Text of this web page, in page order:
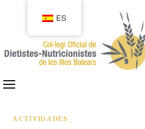
COLEGIADOS
ACTIVIDADES_
ES